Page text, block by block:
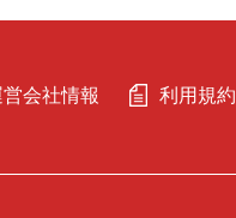
会社情報 利用規約